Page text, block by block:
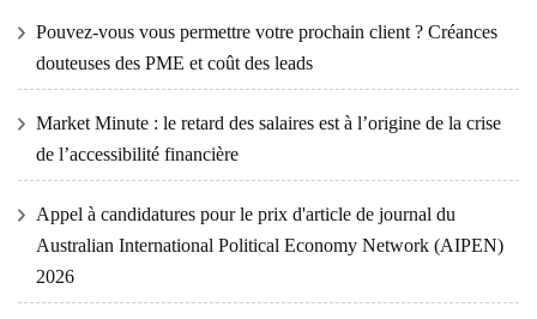
Pouvez-vous vous permettre votre prochain client ? Créances
douteuses des PME et coût des leads
Market Minute : le retard des salaires est à l’origine de la crise
de l’accessibilité financière
Appel à candidatures pour le prix d'article de journal du
Australian International Political Economy Network (AIPEN)
2026